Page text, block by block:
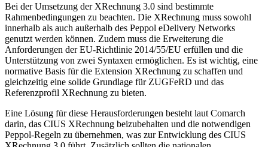
Bei der Umsetzung der XRechnung 3.0 sind bestimmte
Rahmenbedingungen zu beachten. Die XRechnung muss sowohl
innerhalb als auch außerhalb des Peppol eDelivery Networks
genutzt werden können. Zudem muss die Erweiterung die
Anforderungen der EU-Richtlinie 2014/55/EU erfüllen und die
Unterstützung von zwei Syntaxen ermöglichen. Es ist wichtig, eine
normative Basis für die Extension XRechnung zu schaffen und
gleichzeitig eine solide Grundlage für ZUGFeRD und das
Referenzprofil XRechnung zu bieten.
Eine Lösung für diese Herausforderungen besteht laut Comarch
darin, das CIUS XRechnung beizubehalten und die notwendigen
Peppol-Regeln zu übernehmen, was zur Entwicklung des CIUS